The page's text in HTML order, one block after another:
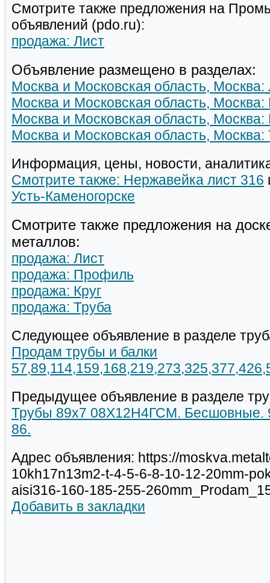
Смотрите также предложения на
объявлений (pdo.ru):
продажа: Лист
Объявление размещено в разделах:
Москва и Московская область, Москва:
Москва и Московская область,
Москва и Московская область, Москва:
Москва и Московская область, Москва:
Информация, цены, новости,
Смотрите также: Нержавейка лист 316
Усть-Каменогорске
Смотрите также предложения на
металлов:
продажа: Лист
продажа: Профиль
продажа: Круг
продажа: Труба
Следующее объявление в разделе
Продам трубы и балки
Предыдущее объявление в разделе
Трубы 89х7 08Х12Н4ГСМ. Бесшовные.
86.
Адрес объявления: https://
10kh17n13m2-t-4-5-6-8-10-12-20mm-
aisi316-160-185-255-
Добавить в закладки